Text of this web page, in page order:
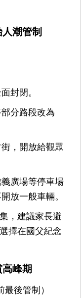
潮管制
封閉。
分路段改為
，開放給觀眾
廣場等停車場
放一般車輛。
，建議家長避
擇在國父紀念
峰期
最後管制）